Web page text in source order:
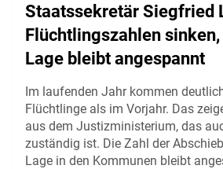
Staatssekretär Siegfried
Flüchtlingszahlen
Lage bleibt angespannt
Im laufenden Jahr kommen
Flüchtlinge als im Vorjahr. Das
aus dem Justizministerium, das
zuständig ist. Die Zahl der
Lage in den Kommunen bleibt